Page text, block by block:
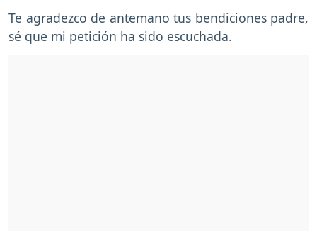
Te agradezco de antemano tus bendiciones padre,
sé que mi petición ha sido escuchada.